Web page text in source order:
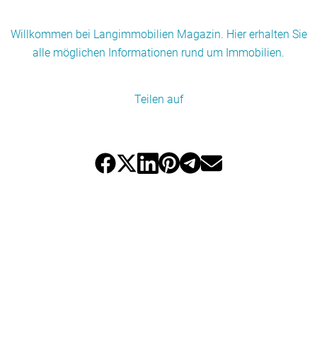
Willkommen bei Langimmobilien Magazin. Hier erhalten Sie
alle möglichen Informationen rund um Immobilien.
Teilen auf